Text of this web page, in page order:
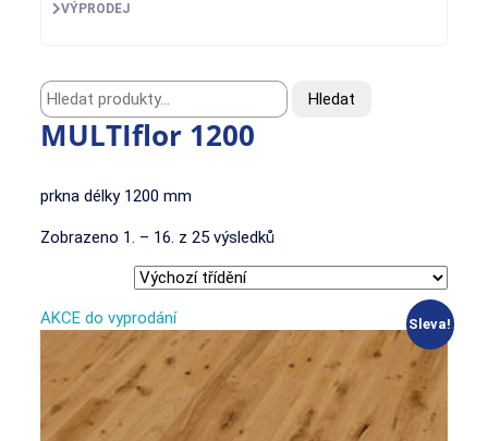
VÝPRODEJ
Hledat: Hledat
MULTIflor 1200
prkna délky 1200 mm
Zobrazeno 1. – 16. z 25 výsledků
Sleva!
AKCE do vyprodání